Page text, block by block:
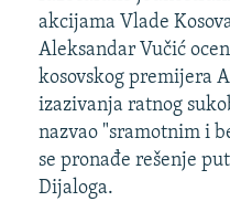
akcijama Vlade
Aleksandar Vučić
kosovskog premijera
izazivanja ratnog
nazvao "sramotnim i
se pronađe rešenje
Dijaloga.